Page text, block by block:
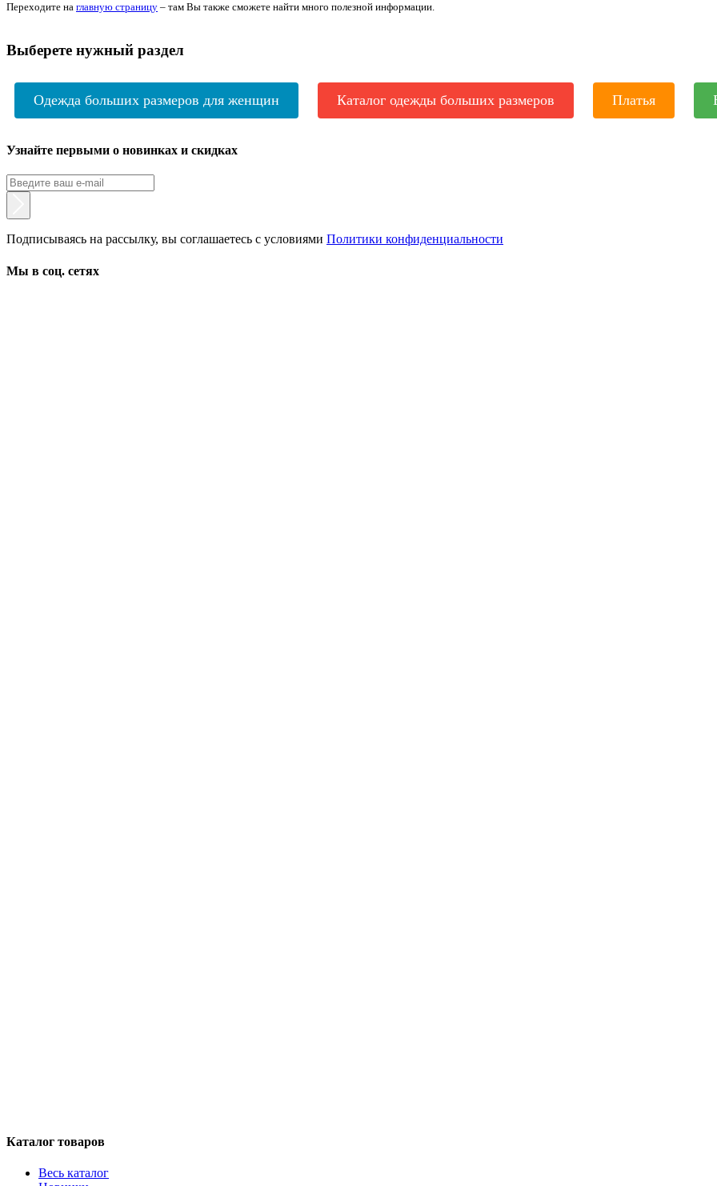
Переходите на главную страницу – там Вы также сможете найти много полезной информации.
Выберете нужный раздел
Одежда больших размеров для женщин Каталог одежды больших размеров Платья
Узнайте первыми о новинках и скидках
Подписываясь на рассылку, вы соглашаетесь с условиями Политики конфиденциальности
Мы в соц. сетях
Каталог товаров
Весь каталог